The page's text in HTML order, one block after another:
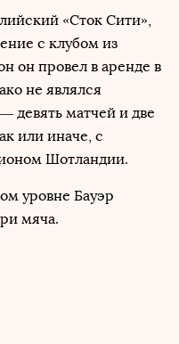
«Сток Сити»,
с клубом из
он провел в аренде в
не являлся
девять матчей и две
или иначе, с
Шотландии.
уровне Бауэр
мяча.